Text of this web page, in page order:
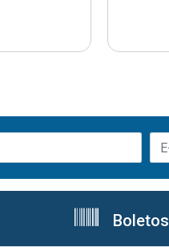
Boletos